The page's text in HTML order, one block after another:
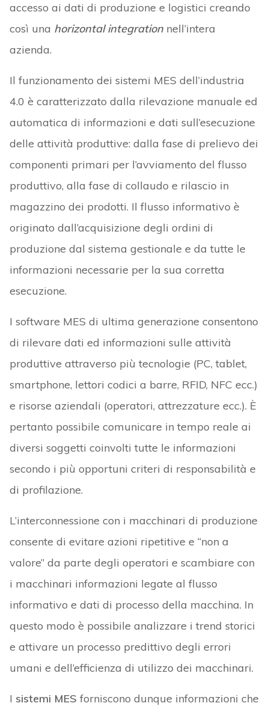
accesso ai dati di produzione e logistici creando
così una horizontal integration nell’intera
azienda.
Il funzionamento dei sistemi MES dell’industria
4.0 è caratterizzato dalla rilevazione manuale ed
automatica di informazioni e dati sull’esecuzione
delle attività produttive: dalla fase di prelievo dei
componenti primari per l’avviamento del flusso
produttivo, alla fase di collaudo e rilascio in
magazzino dei prodotti. Il flusso informativo è
originato dall’acquisizione degli ordini di
produzione dal sistema gestionale e da tutte le
informazioni necessarie per la sua corretta
esecuzione.
I software MES di ultima generazione consentono
di rilevare dati ed informazioni sulle attività
produttive attraverso più tecnologie (PC, tablet,
smartphone, lettori codici a barre, RFID, NFC ecc.)
e risorse aziendali (operatori, attrezzature ecc.). È
pertanto possibile comunicare in tempo reale ai
diversi soggetti coinvolti tutte le informazioni
secondo i più opportuni criteri di responsabilità e
di profilazione.
L’interconnessione con i macchinari di produzione
consente di evitare azioni ripetitive e “non a
valore” da parte degli operatori e scambiare con
i macchinari informazioni legate al flusso
informativo e dati di processo della macchina. In
questo modo è possibile analizzare i trend storici
e attivare un processo predittivo degli errori
umani e dell’efficienza di utilizzo dei macchinari.
I sistemi MES forniscono dunque informazioni che